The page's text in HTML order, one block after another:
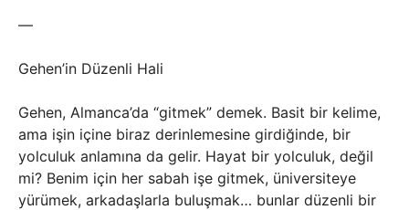
—
Gehen’in Düzenli Hali
Gehen, Almanca’da “gitmek” demek. Basit bir kelime,
ama işin içine biraz derinlemesine girdiğinde, bir
yolculuk anlamına da gelir. Hayat bir yolculuk, değil
mi? Benim için her sabah işe gitmek, üniversiteye
yürümek, arkadaşlarla buluşmak… bunlar düzenli bir